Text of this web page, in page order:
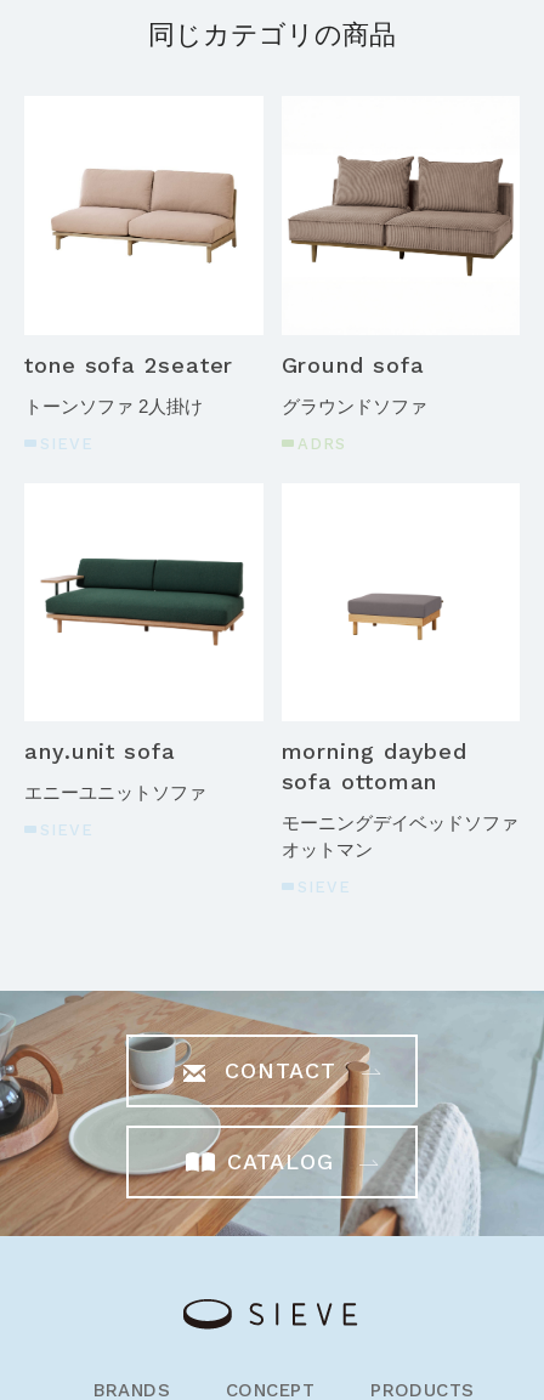
同じカテゴリの商品
tone sofa 2seater
トーンソファ 2人掛け
SIEVE
Ground sofa
グラウンドソファ
ADRS
any.unit sofa
エニーユニットソファ
SIEVE
morning daybed
sofa ottoman
モーニングデイベッドソファ
オットマン
SIEVE
CONTACT
CATALOG
BRANDS CONCEPT PRODUCTS